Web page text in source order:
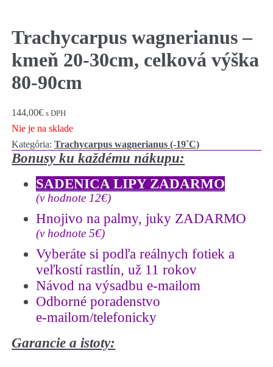
Trachycarpus wagnerianus –
kmeň 20-30cm, celková výška
80-90cm
144,00€ s DPH
Nie je na sklade
Kategória:Trachycarpus wagnerianus (-19˚C)
Bonusy ku každému nákupu:
SADENICA LIPY ZADARMO
(v hodnote 12€)
Hnojivo na palmy, juky ZADARMO
(v hodnote 5€)
Vyberáte si podľa reálnych fotiek a
veľkostí rastlín, už 11 rokov
Návod na výsadbu e-mailom
Odborné poradenstvo
e-mailom/telefonicky
Garancie a istoty: